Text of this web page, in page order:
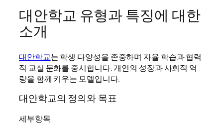
대안학교 유형과 특징에 대한
소개
대안학교는 학생 다양성을 존중하며 자율 학습과 협력
적 교실 문화를 중시합니다. 개인의 성장과 사회적 역
량을 함께 키우는 모델입니다.
대안학교의 정의와 목표
세부항목